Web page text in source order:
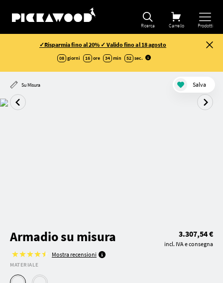
Ricerca Carrello Prodotti
✓Risparmia fino al 20% ✓ Valido fino al 18 agosto
08 giorni 16 ore 34 min 52 sec.
Su Misura Salva
Armadio su misura
Mostra recensioni
3.307,54 €
incl. IVA e consegna
MATERIALE